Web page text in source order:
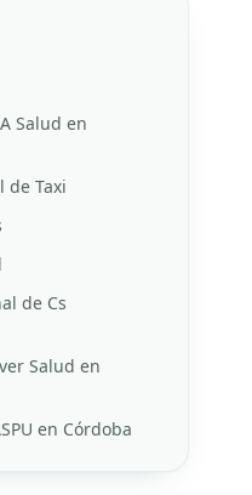
Salud en
de Taxi
de Cs
Salud en
en Córdoba